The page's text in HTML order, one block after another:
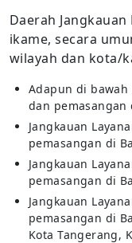
Daerah
ikame, secara
wilayah dan kota/
Adapun di
dan
Jangkauan
pemasangan di
Jangkauan
pemasangan di
Jangkauan
pemasangan di
Kota Tangerang,